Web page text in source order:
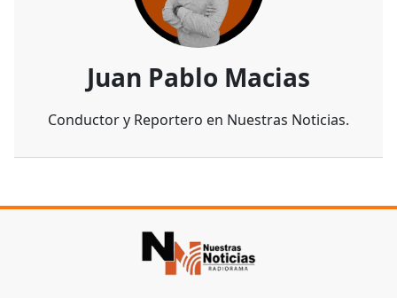
Juan Pablo Macias
Conductor y Reportero en Nuestras Noticias.